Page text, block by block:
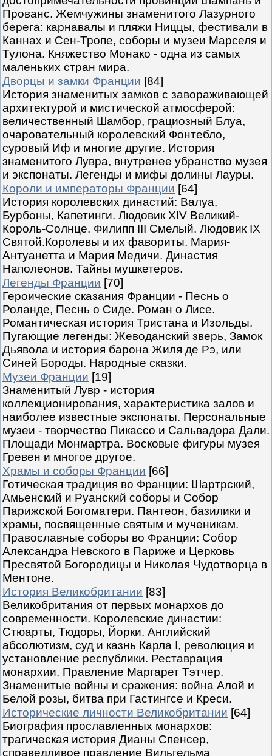
Прованс. Жемчужины знаменитого Лазурного
берега: карнавалы и пляжи Ниццы, фестивали в
Каннах и Сен-Тропе, соборы и музеи Марселя и
Тулона. Княжество Монако - одна из самых
маленьких стран мира.
Дворцы и замки Франции [84]
История знаменитых замков с завораживающей
архитектурой и мистической атмосферой:
величественный Шамбор, грациозный Блуа,
очаровательный королевский Фонтебло,
суровый Иф и многие другие. История
знаменитого Лувра, внутренее убранство музея
и экспонаты. Легенды и мифы долины Лауры.
Короли и императоры Франции [64]
История королевских династий: Валуа,
Бурбоны, Капетинги. Людовик XIV Великий-
Король-Солнце. Филипп III Смелый. Людовик IX
Святой.Королевы и их фавориты. Мария-
Антуанетта и Мария Медичи. Династия
Наполеонов. Тайны мушкетеров.
Легенды Франции [70]
Героические сказания Франции - Песнь о
Роланде, Песнь о Сиде. Роман о Лисе.
Романтическая история Тристана и Изольды.
Пугающие легенды: Жеводанский зверь, Замок
Дьявола и история барона Жиля де Рэ, или
Синей Бороды. Народные сказки.
Музеи Франции [19]
Знаменитый Лувр - история
коллекционирования, характеристика залов и
наиболее известные экспонаты. Персональные
музеи - творчество Пикассо и Сальвадора Дали.
Площади Монмартра. Восковые фигуры музея
Гревен и многое другое.
Храмы и соборы Франции [66]
Готическая традиция во Франции: Шартрский,
Амьенский и Руанский соборы и Собор
Парижской Богоматери. Пантеон, базилики и
храмы, посвященные святым и мученикам.
Православные соборы во Франции: Собор
Александра Невского в Париже и Церковь
Пресвятой Богородицы и Николая Чудотворца в
Ментоне.
История Великобритании [83]
Великобритания от первых монархов до
современности. Королевские династии:
Стюарты, Тюдоры, Йорки. Английский
абсолютизм, суд и казнь Карла I, революция и
установление республики. Реставрация
монархии. Правление Маргарет Тэтчер.
Знаменитые войны и сражения: война Алой и
Белой розы, битва при Гастингсе и Креси.
Исторические личности Великобритании [64]
Биография прославленных монархов:
трагическая история Дианы Спенсер,
справедливое правление Вильгельма